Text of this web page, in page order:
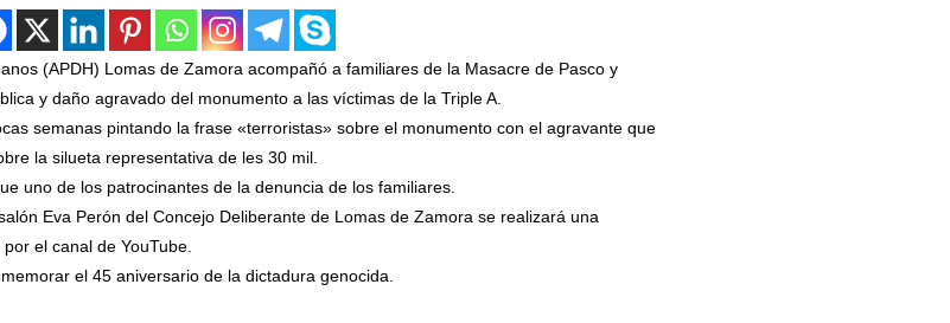
(APDH) Lomas de Zamora acompañó a familiares de la Masacre de Pasco y
y daño agravado del monumento a las víctimas de la Triple A.
semanas pintando la frase «terroristas» sobre el monumento con el agravante que
la silueta representativa de les 30 mil.
uno de los patrocinantes de la denuncia de los familiares.
Eva Perón del Concejo Deliberante de Lomas de Zamora se realizará una
el canal de YouTube.
el 45 aniversario de la dictadura genocida.